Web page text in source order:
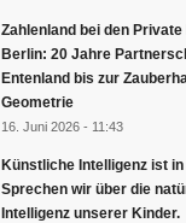
Zahlenland bei den
Berlin: 20 Jahre
Entenland bis zur
Geometrie
16. Juni 2026 - 11:43
Künstliche Intelligenz ist
Sprechen wir über die
Intelligenz unserer Kinder.